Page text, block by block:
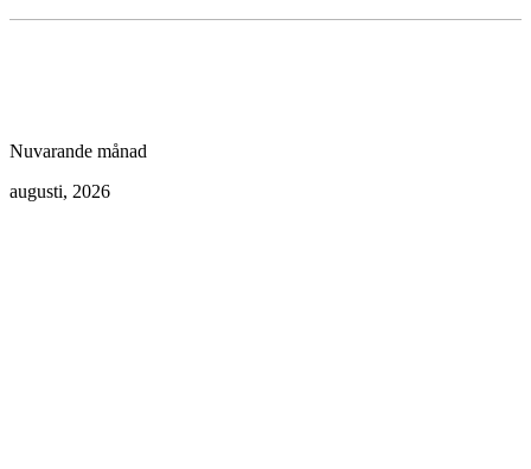
Nuvarande månad
augusti, 2026